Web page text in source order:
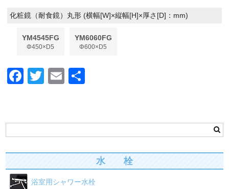
化粧鏡（耐食鏡）丸形 (横幅[W]×縦幅[H]×厚さ[D]：mm)
YM4545FG
Φ450×D5
YM6060FG
Φ600×D5
F
e
b
o
o
T
er
E
水 栓
浴室用シャワー水栓